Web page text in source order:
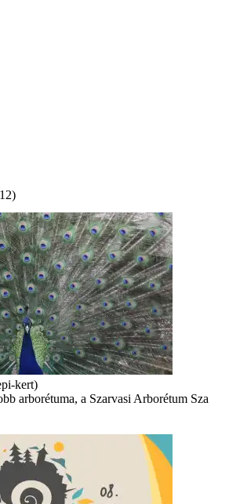
kert)
arborétuma, a Szarvasi Arborétum Sza